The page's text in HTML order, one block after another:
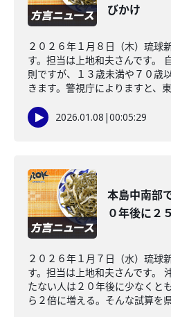
びかけ
２０２６年１月８日（木）琉球
す。担当は上地和夫さんです。
則ですが、１３歳未満や７０歳
きます。警視庁によりますと、
2026.01.08 |00:05:29
本島中南部
０年後に２
２０２６年１月７日（水）琉球
す。担当は上地和夫さんです。
たない人は２０年後に少なくと
ら２倍に増える。そんな試算を